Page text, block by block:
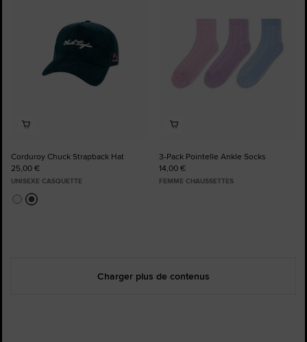
Corduroy Chuck Strapback Hat
25,00 €
UNISEXE CASQUETTE
3-Pack Pointelle Ankle Socks
14,00 €
FEMME CHAUSSETTES
Charger plus de contenus